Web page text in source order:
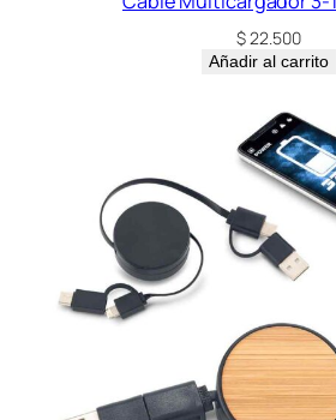
$22.500
Añadir al carrito